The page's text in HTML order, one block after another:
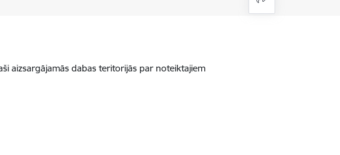
aizsargājamās dabas teritorijās par noteiktajiem